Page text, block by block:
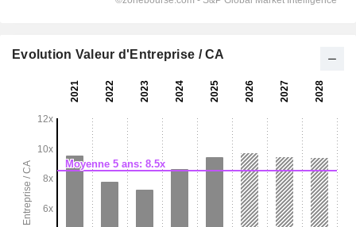
Evolution Valeur d'Entreprise / CA